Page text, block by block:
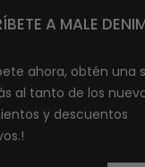
A MALE
ahora, obtén una
al tanto de los
y descuentos